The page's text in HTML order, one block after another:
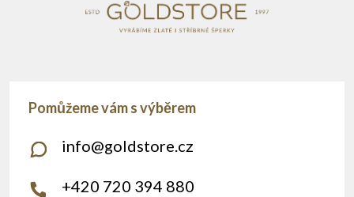
info@goldstore.cz
+420 720 394 880